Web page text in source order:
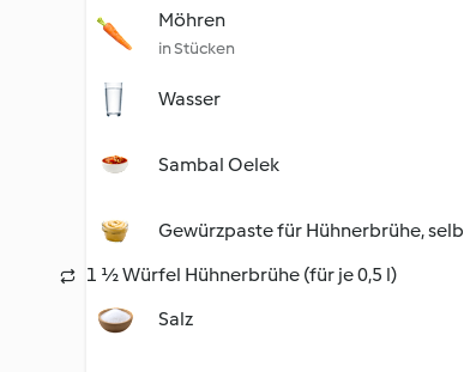
Möhren
in Stücken
Wasser
Sambal Oelek
Gewürzpaste für Hühnerbrühe,
1 ½ Würfel Hühnerbrühe (für je 0,5 l)
Salz